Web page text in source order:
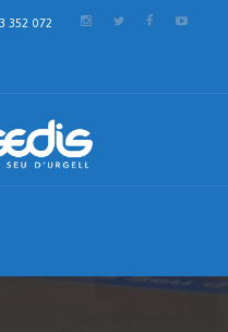
352 072